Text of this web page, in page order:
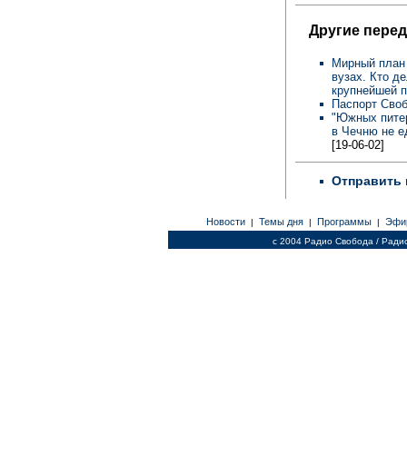
Другие
Мирный план
вузах. Кто
крупнейшей
Паспорт
"Южных
в Чечню не
[19-06-02]
Отправить
Новости | Темы дня | Программы |
c 2004 Радио Свобода /